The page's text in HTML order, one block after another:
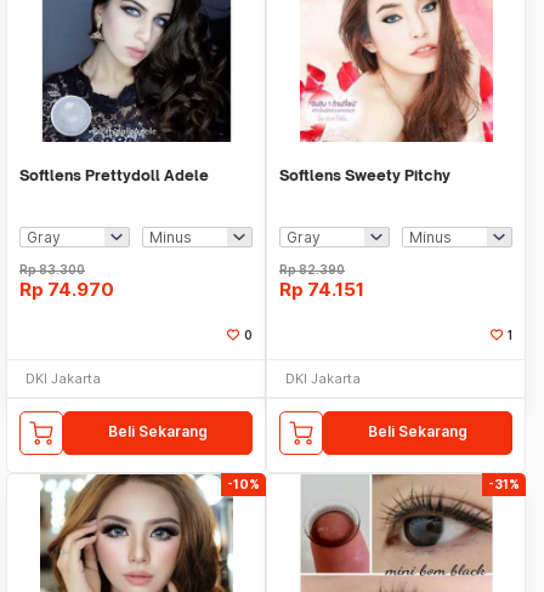
Softlens Prettydoll Adele
Rp83.300
Rp 74.970
0
DKI Jakarta
Beli Sekarang
Softlens Sweety Pitchy
Rp82.390
Rp 74.151
1
DKI Jakarta
Beli Sekarang
-10% -31%